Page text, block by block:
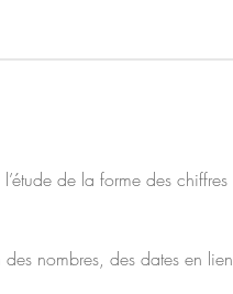
de la forme des chiffres
nombres, des dates en lien